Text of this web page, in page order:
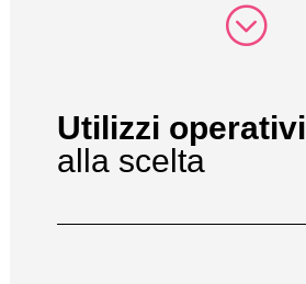
;
Utilizzi operativi
alla scelta